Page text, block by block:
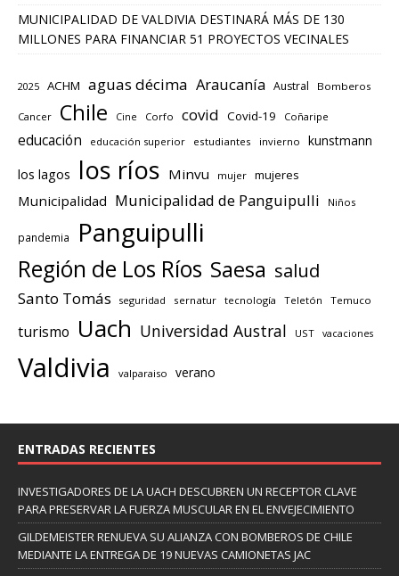
MUNICIPALIDAD DE VALDIVIA DESTINARÁ MÁS DE 130
MILLONES PARA FINANCIAR 51 PROYECTOS VECINALES
2025 ACHM aguas décima Araucanía Austral Bomberos
Cancer Chile Cine Corfo covid Covid-19 Coñaripe
educación educación superior estudiantes invierno kunstmann
los lagos los ríos Minvu mujer mujeres
Municipalidad Municipalidad de Panguipulli Niños
pandemia Panguipulli
Región de Los Ríos Saesa salud
Santo Tomás seguridad sernatur tecnología Teletón Temuco
turismo Uach Universidad Austral UST vacaciones
Valdivia valparaiso verano
ENTRADAS RECIENTES
INVESTIGADORES DE LA UACH DESCUBREN UN RECEPTOR CLAVE
PARA PRESERVAR LA FUERZA MUSCULAR EN EL ENVEJECIMIENTO
GILDEMEISTER RENUEVA SU ALIANZA CON BOMBEROS DE CHILE
MEDIANTE LA ENTREGA DE 19 NUEVAS CAMIONETAS JAC